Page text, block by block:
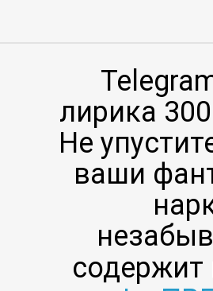
лирика
Не
ваши
содержит